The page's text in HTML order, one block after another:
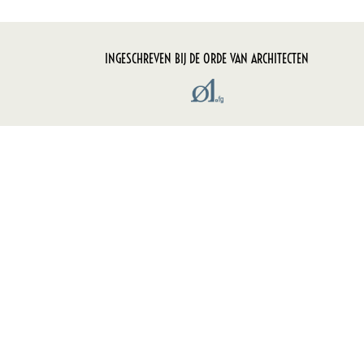
INGESCHREVEN BIJ DE ORDE VAN ARCHITECTEN